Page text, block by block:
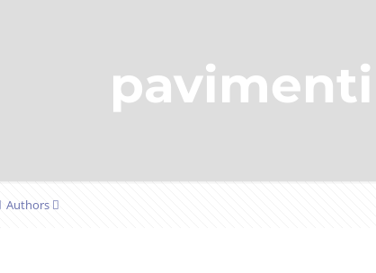
pavimenti
Authors